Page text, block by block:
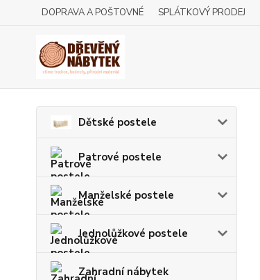
DOPRAVA A POŠTOVNÉ SPLÁTKOVÝ PRODEJ
Dětské postele
Patrové postele
Manželské postele
Jednolůžkové postele
Zahradní nábytek